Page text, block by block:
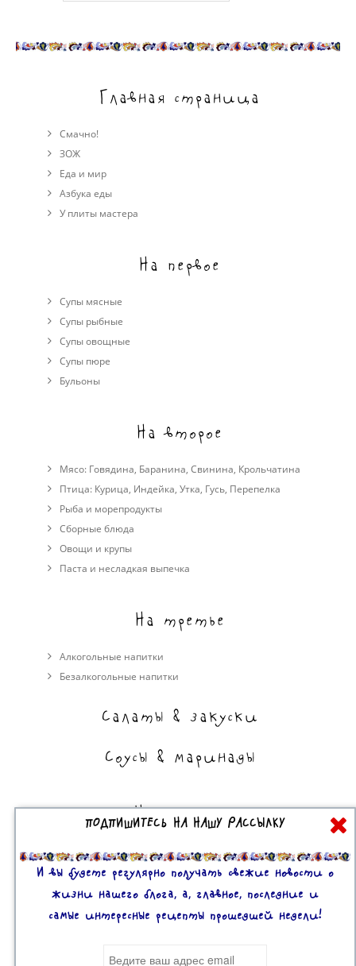
Главная страница
Смачно!
ЗОЖ
Еда и мир
Азбука еды
У плиты мастера
На первое
Супы мясные
Супы рыбные
Супы овощные
Cупы пюре
Бульоны
На второе
Мясо: Говядина, Баранина, Свинина, Крольчатина
Птица: Курица, Индейка, Утка, Гусь, Перепелка
Рыба и морепродукты
Сборные блюда
Овощи и крупы
Паста и несладкая выпечка
На третье
Алкогольные напитки
Безалкогольные напитки
Салаты & закуски
Соусы & маринады
На сладкое
Торты, пирожные, выпечка
Десерты
ПОДПИШИТЕСЬ НА НАШУ РАССЫЛКУ
И вы будете регулярно получать свежие новости о
жизни нашего блога, а, главное, последние и
самые интересные рецепты прошедшей недели!